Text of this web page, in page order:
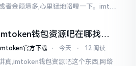
者金额填多,心里猛地咯噔一下。imto
钱包资源吧在哪找，
些坑我帮你趟过
官方下载 ⋅ 今天 ⋅ 12 阅读
真,imtoken钱包资源吧这个东西,网络